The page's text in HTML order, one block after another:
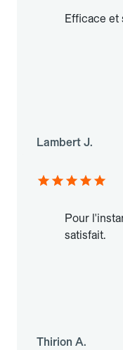
Efficace et
Lambert J.
Pour
satisfait.
Thirion A.